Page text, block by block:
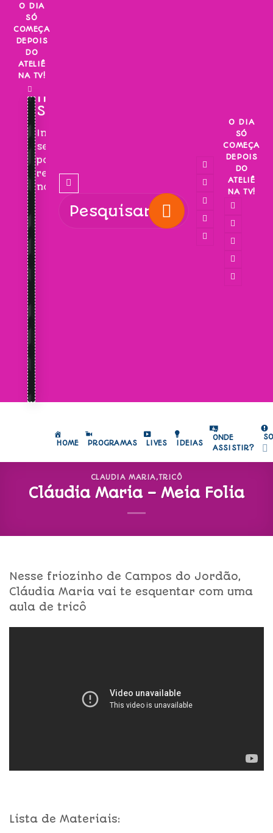
Skip
content
O DIA
SÓ
COMEÇA
DEPOIS
DO
ATELIÊ
NA TV!
INSCREVA-
SE!
Inscreva-
se
para
receber
novidades!
O DIA
SÓ
COMEÇA
DEPOIS
DO
ATELIÊ
NA TV!
HOME PROGRAMAS LIVES IDEIAS
ONDE
ASSISTIR?
CLAUDIA MARIA,TRICÔ
Cláudia Maria – Meia Folia
Nesse friozinho de Campos do Jordão,
Cláudia Maria vai te esquentar com uma
aula de tricô
Lista de Materiais: